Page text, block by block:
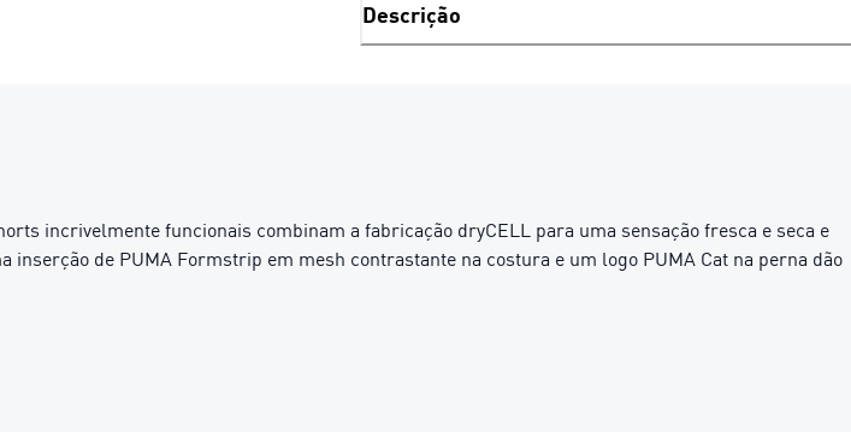
Descrição
incrivelmente funcionais combinam a fabricação dryCELL para uma sensação fresca e seca e
de PUMA Formstrip em mesh contrastante na costura e um logo PUMA Cat na perna dão